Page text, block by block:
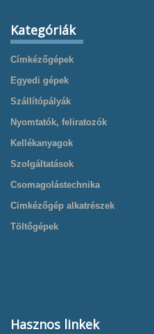
Kategóriák
Címkézőgépek
Egyedi gépek
Szállítópályák
Nyomtatók, feliratozók
Kellékanyagok
Szolgáltatások
Csomagolástechnika
Cimkézőgép alkatrészek
Töltőgépek
Hasznos linkek